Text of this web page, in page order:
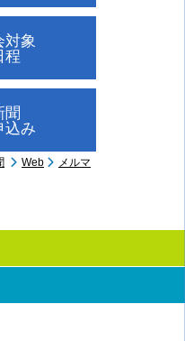
対象
程
聞
込み
Web
メルマ